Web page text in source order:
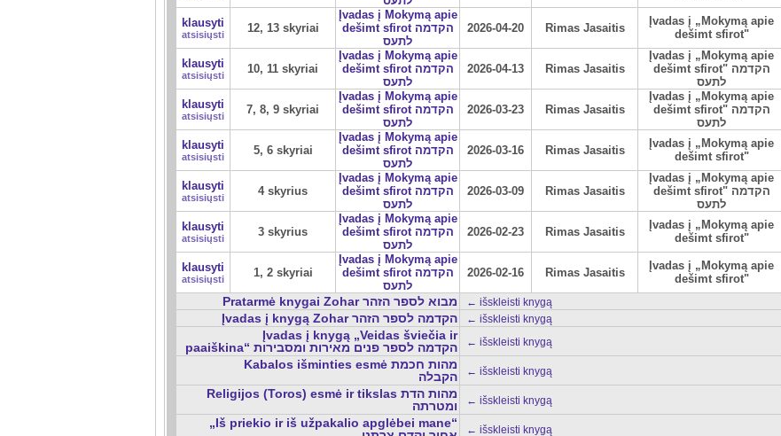
klausyti
atsisiųsti 12, 13 skyriai
Įvadas į Mokymą apie
dešimt sfirot הקדמה
לתעס
2026-04-20 Rimas Jasaitis
Įvadas į „Mokymą apie
dešimt sfirot"
klausyti
atsisiųsti 10, 11 skyriai
Įvadas į Mokymą apie
dešimt sfirot הקדמה
לתעס
2026-04-13 Rimas Jasaitis
Įvadas į „Mokymą apie
dešimt sfirot" הקדמה
לתעס
klausyti
atsisiųsti 7, 8, 9 skyriai
Įvadas į Mokymą apie
dešimt sfirot הקדמה
לתעס
2026-03-23 Rimas Jasaitis
Įvadas į „Mokymą apie
dešimt sfirot" הקדמה
לתעס
klausyti
atsisiųsti 5, 6 skyriai
Įvadas į Mokymą apie
dešimt sfirot הקדמה
לתעס
2026-03-16 Rimas Jasaitis
Įvadas į „Mokymą apie
dešimt sfirot"
klausyti
atsisiųsti 4 skyrius
Įvadas į Mokymą apie
dešimt sfirot הקדמה
לתעס
2026-03-09 Rimas Jasaitis
Įvadas į „Mokymą apie
dešimt sfirot" הקדמה
לתעס
klausyti
atsisiųsti 3 skyrius
Įvadas į Mokymą apie
dešimt sfirot הקדמה
לתעס
2026-02-23 Rimas Jasaitis
Įvadas į „Mokymą apie
dešimt sfirot"
klausyti
atsisiųsti 1, 2 skyriai
Įvadas į Mokymą apie
dešimt sfirot הקדמה
לתעס
2026-02-16 Rimas Jasaitis
Įvadas į „Mokymą apie
dešimt sfirot"
Pratarmė knygai Zohar מבוא לספר הזהר ← išskleisti knygą
Įvadas į knygą Zohar הקדמה לספר הזהר ← išskleisti knygą
Įvadas į knygą „Veidas šviečia ir
paaiškina“ הקדמה לספר פנים מאירות ומסבירות
← išskleisti knygą
Kabalos išminties esmė מהות חכמת
הקבלה
← išskleisti knygą
Religijos (Toros) esmė ir tikslas מהות הדת
ומטרתה
← išskleisti knygą
„Iš priekio ir iš užpakalio apglėbei mane“
← išskleisti knygą